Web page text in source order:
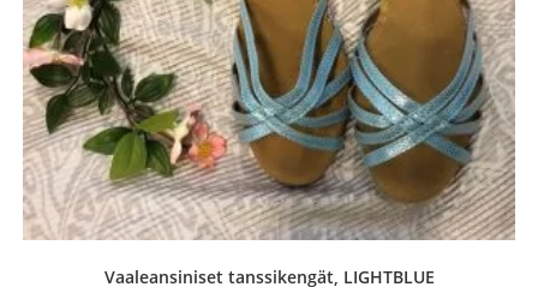
Vaaleansiniset tanssikengät, LIGHTBLUE